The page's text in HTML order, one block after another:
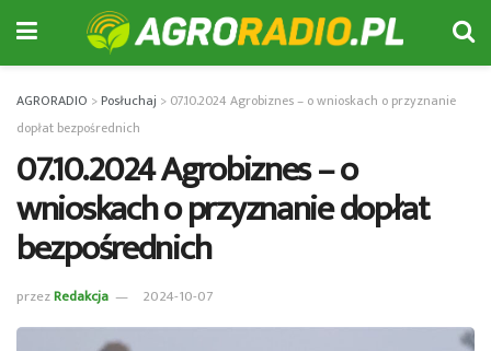
AGRORADIO >Posłuchaj > 07.10.2024 Agrobiznes – o wnioskach o przyznanie
dopłat bezpośrednich
07.10.2024 Agrobiznes – o
wnioskach o przyznanie dopłat
bezpośrednich
przezRedakcja 2024-10-07